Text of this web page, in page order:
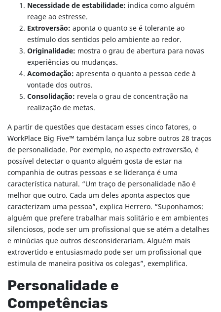
Necessidade de estabilidade: indica como alguém
reage ao estresse.
Extroversão: aponta o quanto se é tolerante ao
estímulo dos sentidos pelo ambiente ao redor.
Originalidade: mostra o grau de abertura para novas
experiências ou mudanças.
Acomodação: apresenta o quanto a pessoa cede à
vontade dos outros.
Consolidação: revela o grau de concentração na
realização de metas.
A partir de questões que destacam esses cinco fatores, o
WorkPlace Big Five™ também lança luz sobre outros 28 traços
de personalidade. Por exemplo, no aspecto extroversão, é
possível detectar o quanto alguém gosta de estar na
companhia de outras pessoas e se liderança é uma
característica natural. “Um traço de personalidade não é
melhor que outro. Cada um deles aponta aspectos que
caracterizam uma pessoa”, explica Herrero. “Suponhamos:
alguém que prefere trabalhar mais solitário e em ambientes
silenciosos, pode ser um profissional que se atém a detalhes
e minúcias que outros desconsiderariam. Alguém mais
extrovertido e entusiasmado pode ser um profissional que
estimula de maneira positiva os colegas”, exemplifica.
Personalidade e
Competências